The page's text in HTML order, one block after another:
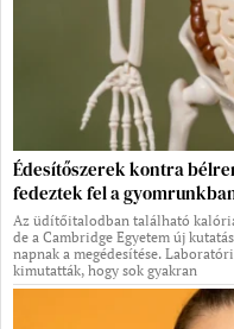
Édesítőszerek kontra
fedeztek fel a
Az üdítőitalodban található
de a Cambridge Egyetem új
napnak a megédesítése.
kimutatták, hogy sok gyakran